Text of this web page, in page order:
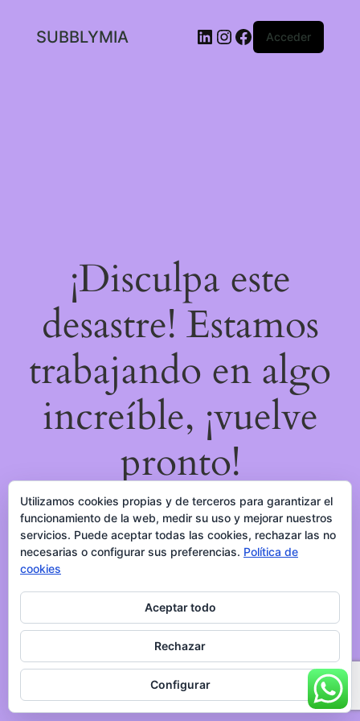
SUBBLYMIA LinkedIn
Instagram
Facebook
Acceder
¡Disculpa este
desastre! Estamos
trabajando en algo
increíble, ¡vuelve
pronto!
Utilizamos cookies propias y de terceros para garantizar el
funcionamiento de la web, medir su uso y mejorar nuestros
servicios. Puede aceptar todas las cookies, rechazar las no
necesarias o configurar sus preferencias. Política de
cookies
Aceptar todo
Rechazar
Configurar